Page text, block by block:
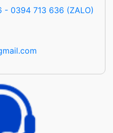
- 0394 713 636 (ZALO)